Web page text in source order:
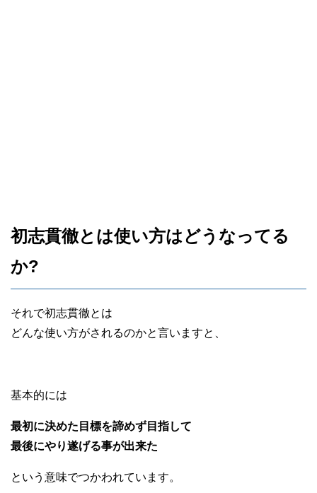
初志貫徹とは使い方はどうなってる
か?
それで初志貫徹とは
どんな使い方がされるのかと言いますと、
基本的には
最初に決めた目標を諦めず目指して
最後にやり遂げる事が出来た
という意味でつかわれています。